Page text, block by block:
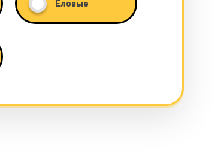
Еловые